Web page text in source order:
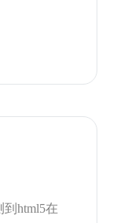
到html5在